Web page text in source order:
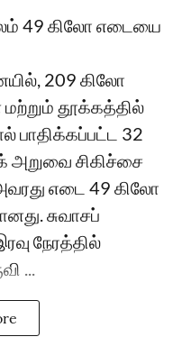
49 கிலோ எடையை
209 கிலோ
தூக்கத்தில்
பாதிக்கப்பட்ட 32
அறுவை சிகிச்சை
எடை 49 கிலோ
சுவாசப்
நேரத்தில்
...